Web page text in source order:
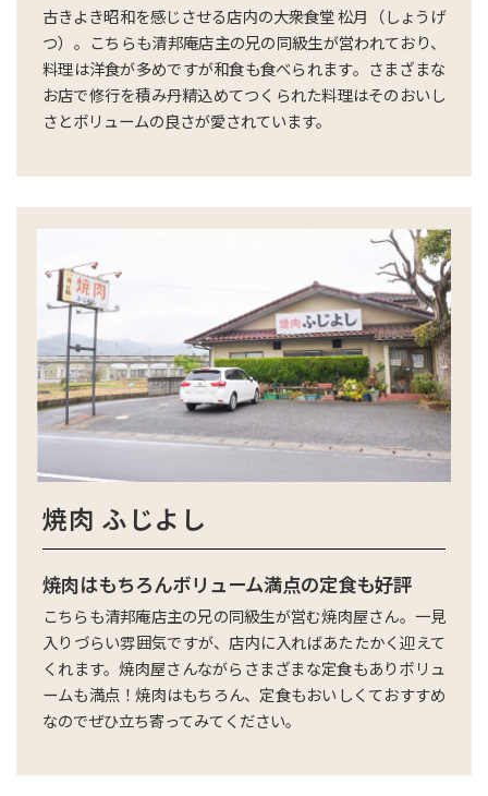
古きよき昭和を感じさせる店内の大衆食堂 松月（しょうげ
つ）。こちらも清邦庵店主の兄の同級生が営われており、
料理は洋食が多めですが和食も食べられます。さまざまな
お店で修行を積み丹精込めてつくられた料理はそのおいし
さとボリュームの良さが愛されています。
焼肉 ふじよし
焼肉はもちろんボリューム満点の定食も好評
こちらも清邦庵店主の兄の同級生が営む焼肉屋さん。一見
入りづらい雰囲気ですが、店内に入ればあたたかく迎えて
くれます。焼肉屋さんながらさまざまな定食もありボリュ
ームも満点！焼肉はもちろん、定食もおいしくておすすめ
なのでぜひ立ち寄ってみてください。